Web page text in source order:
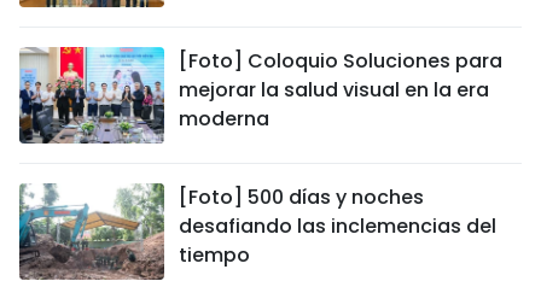
[Foto] Coloquio Soluciones para
mejorar la salud visual en la era
moderna
[Foto] 500 días y noches
desafiando las inclemencias del
tiempo